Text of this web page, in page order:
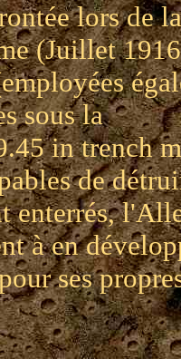
lors de la
(Juillet
sous la
in trench
de
enterrés,
à en
ses